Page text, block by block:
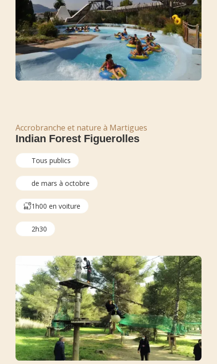
Accrobranche et nature à Martigues
Indian Forest Figuerolles
Tous publics
de mars à octobre
1h00 en voiture
2h30